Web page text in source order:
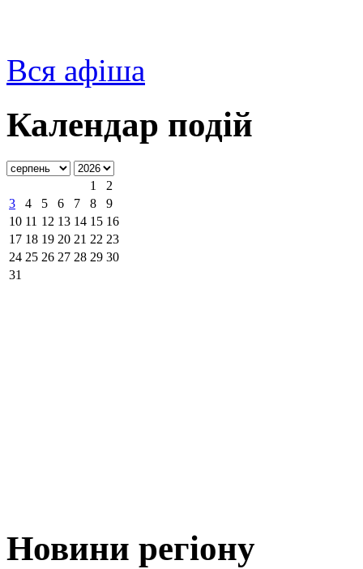
Вся афіша
Календар подій
1
2
3
4 5 6 7 8
9
10 11 12 13 14 15 16
17 18 19 20 21 22 23
24 25 26 27 28 29 30
31
Новини регіону